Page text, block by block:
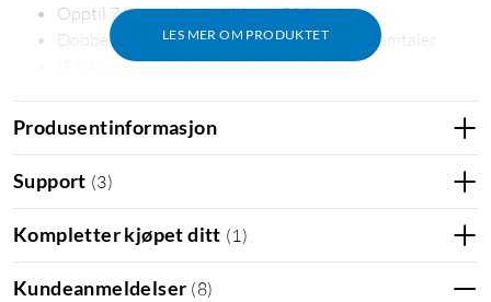
LES MER OM PRODUKTET
Opptil 7 timers batteritid ved 50 % volum
Dobbeltmikrofon med ENC for tydeligere samtaler
IPX4-klasse – tåler svette og lett regn
oppmerksom
Nomadelic Solo 330 Sport er utviklet for deg som vil kunne
lytte til musikk, podkaster og samtaler uten å stenge ute
omverdenen. Den åpne designen gjør at du fortsatt kan
oppfatte lyder rundt deg, noe som passer godt ved løping,
gåturer, trening på treningssenter og andre aktiviteter der det
Produsentinformasjon
Support (3)
Kompletter kjøpet ditt (1)
Kundeanmeldelser (8)